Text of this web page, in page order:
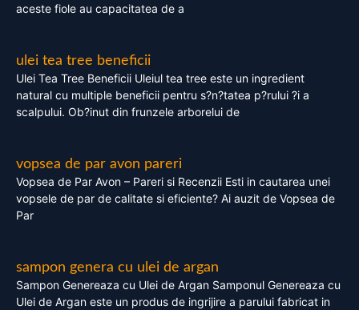
aceste fiole au capacitatea de a
ulei tea tree beneficii
Ulei Tea Tree Beneficii Uleiul tea tree este un ingredient
natural cu multiple beneficii pentru s?n?tatea p?rului ?i a
scalpului. Ob?inut din frunzele arborelui de
vopsea de par avon pareri
Vopsea de Par Avon – Pareri si Recenzii Esti in cautarea unei
vopsele de par de calitate si eficiente? Ai auzit de Vopsea de
Par
sampon genera cu ulei de argan
Sampon Genereaza cu Ulei de Argan Samponul Genereaza cu
Ulei de Argan este un produs de ingrijire a parului fabricat in